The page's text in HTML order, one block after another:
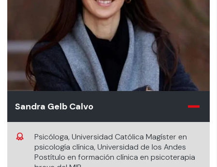
Sandra Gelb Calvo
Psicóloga, Universidad Católica Magíster en
psicología clínica, Universidad de los Andes
Postítulo en formación clínica en psicoterapia